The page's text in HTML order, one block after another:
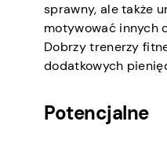
sprawny, ale także
motywować innych
Dobrzy trenerzy
dodatkowych
Potencjalne